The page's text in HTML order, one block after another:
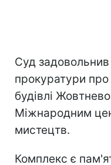
Суд задовольнив
прокуратури
будівлі
Міжнародним
мистецтв.
Комплекс є